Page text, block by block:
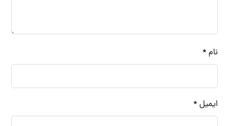
نام *
ایمیل *